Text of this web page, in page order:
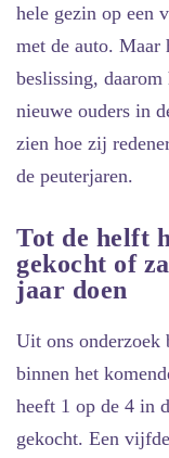
hele gezin op een
met de auto. Maar
beslissing, daarom
nieuwe ouders in
zien hoe zij
de peuterjaren.
Tot de helft
gekocht of
jaar doen
Uit ons onderzoek
binnen het
heeft 1 op de 4 in
gekocht. Een